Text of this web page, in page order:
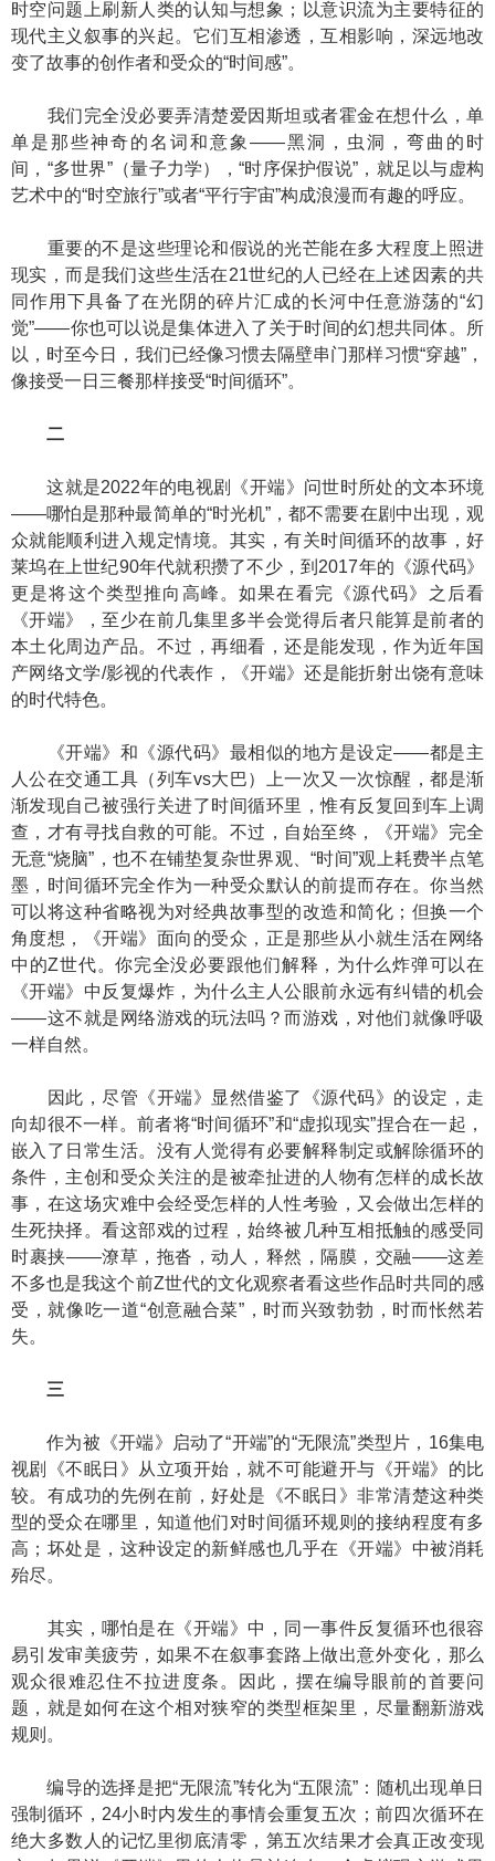
时空问题上刷新人类的认知与想象；以意识流为主要特征的
现代主义叙事的兴起。它们互相渗透，互相影响，深远地改
变了故事的创作者和受众的“时间感”。
我们完全没必要弄清楚爱因斯坦或者霍金在想什么，单
单是那些神奇的名词和意象——黑洞，虫洞，弯曲的时
间，“多世界”（量子力学），“时序保护假说”，就足以与虚构
艺术中的“时空旅行”或者“平行宇宙”构成浪漫而有趣的呼应。
重要的不是这些理论和假说的光芒能在多大程度上照进
现实，而是我们这些生活在21世纪的人已经在上述因素的共
同作用下具备了在光阴的碎片汇成的长河中任意游荡的“幻
觉”——你也可以说是集体进入了关于时间的幻想共同体。所
以，时至今日，我们已经像习惯去隔壁串门那样习惯“穿越”，
像接受一日三餐那样接受“时间循环”。
二
这就是2022年的电视剧《开端》问世时所处的文本环境
——哪怕是那种最简单的“时光机”，都不需要在剧中出现，观
众就能顺利进入规定情境。其实，有关时间循环的故事，好
莱坞在上世纪90年代就积攒了不少，到2017年的《源代码》
更是将这个类型推向高峰。如果在看完《源代码》之后看
《开端》，至少在前几集里多半会觉得后者只能算是前者的
本土化周边产品。不过，再细看，还是能发现，作为近年国
产网络文学/影视的代表作，《开端》还是能折射出饶有意味
的时代特色。
《开端》和《源代码》最相似的地方是设定——都是主
人公在交通工具（列车vs大巴）上一次又一次惊醒，都是渐
渐发现自己被强行关进了时间循环里，惟有反复回到车上调
查，才有寻找自救的可能。不过，自始至终，《开端》完全
无意“烧脑”，也不在铺垫复杂世界观、“时间”观上耗费半点笔
墨，时间循环完全作为一种受众默认的前提而存在。你当然
可以将这种省略视为对经典故事型的改造和简化；但换一个
角度想，《开端》面向的受众，正是那些从小就生活在网络
中的Z世代。你完全没必要跟他们解释，为什么炸弹可以在
《开端》中反复爆炸，为什么主人公眼前永远有纠错的机会
——这不就是网络游戏的玩法吗？而游戏，对他们就像呼吸
一样自然。
因此，尽管《开端》显然借鉴了《源代码》的设定，走
向却很不一样。前者将“时间循环”和“虚拟现实”捏合在一起，
嵌入了日常生活。没有人觉得有必要解释制定或解除循环的
条件，主创和受众关注的是被牵扯进的人物有怎样的成长故
事，在这场灾难中会经受怎样的人性考验，又会做出怎样的
生死抉择。看这部戏的过程，始终被几种互相抵触的感受同
时裹挟——潦草，拖沓，动人，释然，隔膜，交融——这差
不多也是我这个前Z世代的文化观察者看这些作品时共同的感
受，就像吃一道“创意融合菜”，时而兴致勃勃，时而怅然若
失。
三
作为被《开端》启动了“开端”的“无限流”类型片，16集电
视剧《不眠日》从立项开始，就不可能避开与《开端》的比
较。有成功的先例在前，好处是《不眠日》非常清楚这种类
型的受众在哪里，知道他们对时间循环规则的接纳程度有多
高；坏处是，这种设定的新鲜感也几乎在《开端》中被消耗
殆尽。
其实，哪怕是在《开端》中，同一事件反复循环也很容
易引发审美疲劳，如果不在叙事套路上做出意外变化，那么
观众很难忍住不拉进度条。因此，摆在编导眼前的首要问
题，就是如何在这个相对狭窄的类型框架里，尽量翻新游戏
规则。
编导的选择是把“无限流”转化为“五限流”：随机出现单日
强制循环，24小时内发生的事情会重复五次；前四次循环在
绝大多数人的记忆里彻底清零，第五次结果才会真正改变现